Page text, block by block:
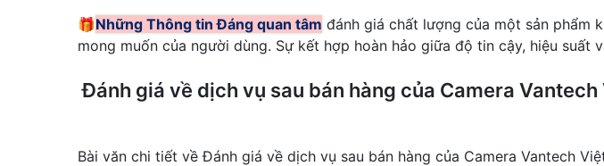
🎁Những Thông tin Đáng quan tâm đánh giá chất lượng của một sản phẩm
mong muốn của người dùng. Sự kết hợp hoàn hảo giữa độ tin cậy, hiệu
Đánh giá về dịch vụ sau bán hàng của Camera Vantech
Bài văn chi tiết về Đánh giá về dịch vụ sau bán hàng của Camera Vantech